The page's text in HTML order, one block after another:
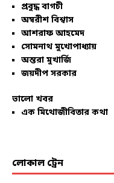
প্রবুদ্ধ বাগচী
অম্বরীশ বিশ্বাস
আশরাফ আহমেদ
সোমনাথ মুখোপাধ্যায়
অন্তরা মুখার্জি
জয়দীপ সরকার
ভালো খবর
এক মিথোজীবিতার কথা
লোকাল ট্রেন